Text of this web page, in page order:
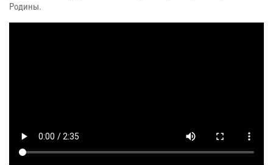
Родины.